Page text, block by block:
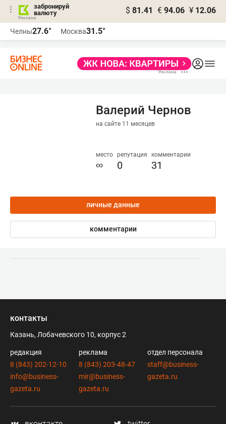
забронируй
валюту
$ 81.41 € 94.06 ¥ 12.06
Челны27.6° Москва31.5°
Валерий Чернов
на сайте 11 месяцев
место
∞
репутация
0
комментарии
31
личные данные
комментарии
контакты
Казань, Лобачевского 10, корпус 2
редакция
8 (843) 202-12-10
info@business-
gazeta.ru
реклама
8 (843) 203-48-47
mir@business-
gazeta.ru
отдел персонала
staff@business-
gazeta.ru